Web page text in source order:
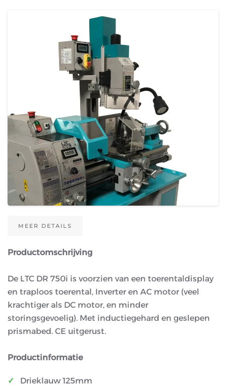
MEER DETAILS
Productomschrijving
De LTC DR 750i is voorzien van een toerentaldisplay
en traploos toerental, Inverter en AC motor (veel
krachtiger als DC motor, en minder
storingsgevoelig). Met inductiegehard en geslepen
prismabed. CE uitgerust.
Productinformatie
Drieklauw 125mm